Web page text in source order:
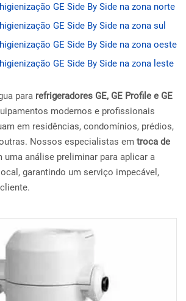
GE Side By Side na zona norte
GE Side By Side na zona sul
GE Side By Side na zona oeste
GE Side By Side na zona leste
para refrigeradores GE, GE Profile e GE
modernos e profissionais
em residências, condomínios, prédios,
Nossos especialistas em troca de
uma análise preliminar para aplicar a
garantindo um serviço impecável,